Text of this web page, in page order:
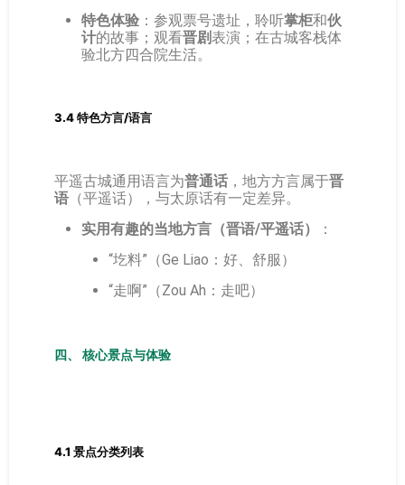
特色体验 ：参观票号遗址，聆听掌柜和伙
计的故事；观看晋剧表演；在古城客栈体
验北方四合院生活。
3.4 特色方言/语言
平遥古城通用语言为普通话 ，地方方言属于晋
语 （平遥话），与太原话有一定差异。
实用有趣的当地方言（晋语/平遥话）
：
“圪料”（Ge Liao：好、舒服）
“走啊”（Zou Ah：走吧）
四、 核心景点与体验
4.1 景点分类列表